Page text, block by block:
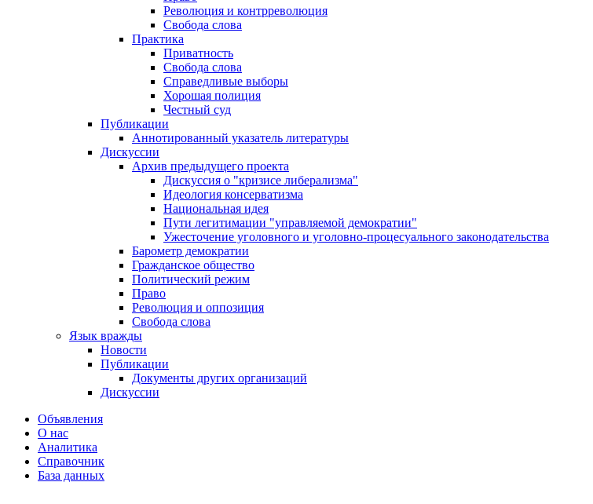
Революция и контрреволюция
Свобода слова
Практика
Приватность
Свобода слова
Справедливые выборы
Хорошая полиция
Честный суд
Публикации
Аннотированный указатель литературы
Дискуссии
Архив предыдущего проекта
Дискуссия о "кризисе либерализма"
Идеология консерватизма
Национальная идея
Пути легитимации "управляемой демократии"
Ужесточение уголовного и уголовно-процесуального законодательства
Барометр демократии
Гражданское общество
Политический режим
Право
Революция и оппозиция
Свобода слова
Язык вражды
Новости
Публикации
Документы других организаций
Дискуссии
Объявления
О нас
Аналитика
Справочник
База данных